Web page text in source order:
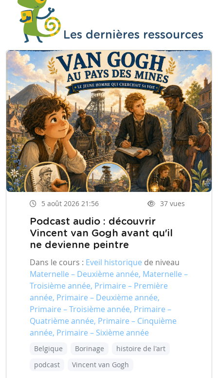
Les dernières ressources
5 août 2026 21:56 37 vues
Podcast audio : découvrir
Vincent van Gogh avant qu'il
ne devienne peintre
Dans le cours : Eveil historique de niveau
Maternelle – Deuxième année, Maternelle –
Troisième année, Primaire – Première
année, Primaire – Deuxième année,
Primaire – Troisième année, Primaire –
Quatrième année, Primaire – Cinquième
année, Primaire – Sixième année
Belgique Borinage
histoire de l'art
podcast
Vincent van Gogh